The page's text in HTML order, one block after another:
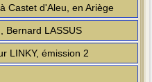
Castet d'Aleu, en Ariège
Bernard LASSUS
LINKY, émission 2